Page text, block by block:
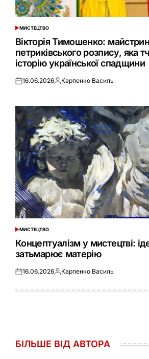
ОПУБЛІКУВАТИ
У
МИСТЕЦТВО
Вікторія Тимошенко:
петриківського розпису, яка
історію української спадщини
Оприлюднено
16.06.2026Опубліковано
Карпенко Василь
ОПУБЛІКУВАТИ
У
МИСТЕЦТВО
Концептуалізм у мистецтві:
затьмарює матерію
Оприлюднено
16.06.2026Опубліковано
Карпенко Василь
БІЛЬШЕ ВІД АВТОРА